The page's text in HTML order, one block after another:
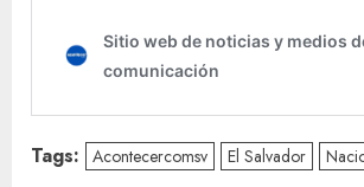
Tags: Acontecercomsv El Salvador